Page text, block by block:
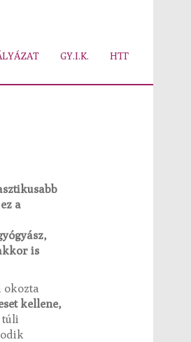
GY.I.K. HTT
a
is
okozta
kellene,
túli